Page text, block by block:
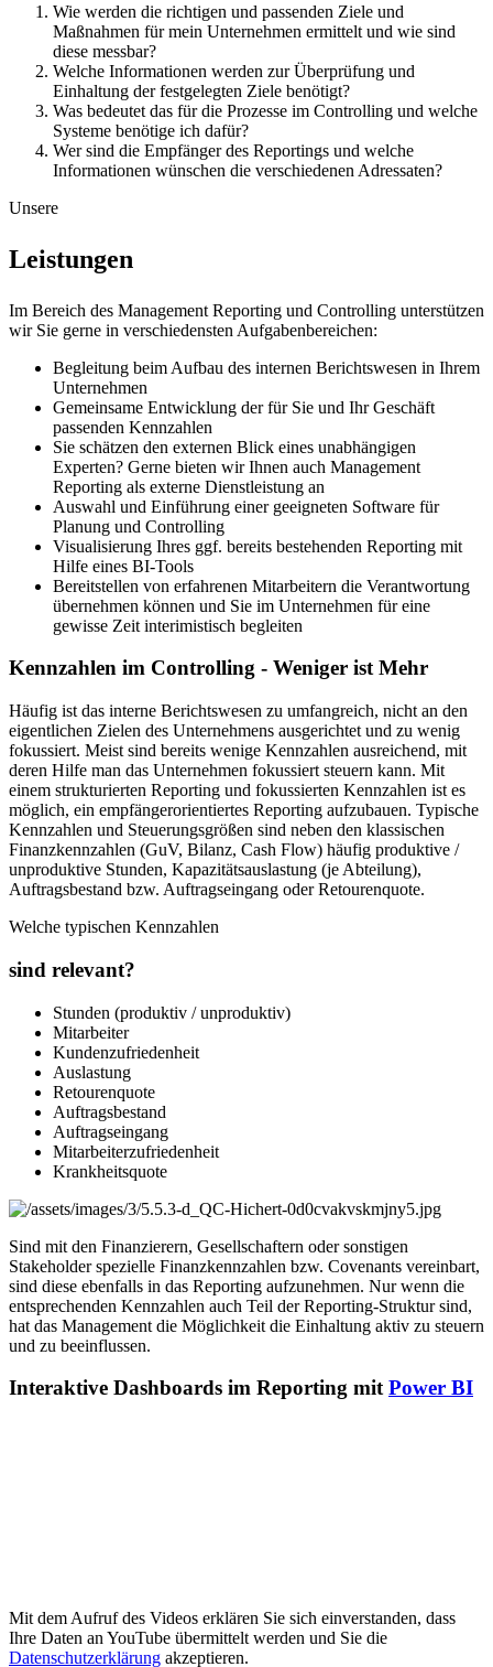
Wie werden die richtigen und passenden Ziele und
Maßnahmen für mein Unternehmen ermittelt und wie sind
diese messbar?
Welche Informationen werden zur Überprüfung und
Einhaltung der festgelegten Ziele benötigt?
Was bedeutet das für die Prozesse im Controlling und welche
Systeme benötige ich dafür?
Wer sind die Empfänger des Reportings und welche
Informationen wünschen die verschiedenen Adressaten?
Unsere
Leistungen
Im Bereich des Management Reporting und Controlling unterstützen
wir Sie gerne in verschiedensten Aufgabenbereichen:
Begleitung beim Aufbau des internen Berichtswesen in Ihrem
Unternehmen
Gemeinsame Entwicklung der für Sie und Ihr Geschäft
passenden Kennzahlen
Sie schätzen den externen Blick eines unabhängigen
Experten? Gerne bieten wir Ihnen auch Management
Reporting als externe Dienstleistung an
Auswahl und Einführung einer geeigneten Software für
Planung und Controlling
Visualisierung Ihres ggf. bereits bestehenden Reporting mit
Hilfe eines BI-Tools
Bereitstellen von erfahrenen Mitarbeitern die Verantwortung
übernehmen können und Sie im Unternehmen für eine
gewisse Zeit interimistisch begleiten
Kennzahlen im Controlling - Weniger ist Mehr
Häufig ist das interne Berichtswesen zu umfangreich, nicht an den
eigentlichen Zielen des Unternehmens ausgerichtet und zu wenig
fokussiert. Meist sind bereits wenige Kennzahlen ausreichend, mit
deren Hilfe man das Unternehmen fokussiert steuern kann. Mit
einem strukturierten Reporting und fokussierten Kennzahlen ist es
möglich, ein empfängerorientiertes Reporting aufzubauen. Typische
Kennzahlen und Steuerungsgrößen sind neben den klassischen
Finanzkennzahlen (GuV, Bilanz, Cash Flow) häufig produktive /
unproduktive Stunden, Kapazitätsauslastung (je Abteilung),
Auftragsbestand bzw. Auftragseingang oder Retourenquote.
Welche typischen Kennzahlen
sind relevant?
Stunden (produktiv / unproduktiv)
Mitarbeiter
Kundenzufriedenheit
Auslastung
Retourenquote
Auftragsbestand
Auftragseingang
Mitarbeiterzufriedenheit
Krankheitsquote
Sind mit den Finanzierern, Gesellschaftern oder sonstigen
Stakeholder spezielle Finanzkennzahlen bzw. Covenants vereinbart,
sind diese ebenfalls in das Reporting aufzunehmen. Nur wenn die
entsprechenden Kennzahlen auch Teil der Reporting-Struktur sind,
hat das Management die Möglichkeit die Einhaltung aktiv zu steuern
und zu beeinflussen.
Interaktive Dashboards im Reporting mitPower BI
Mit dem Aufruf des Videos erklären Sie sich einverstanden, dass
Ihre Daten an YouTube übermittelt werden und Sie die
Datenschutzerklärung akzeptieren.